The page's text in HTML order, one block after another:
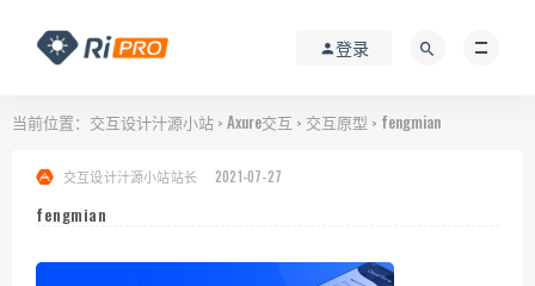
登录
当前位置： 交互设计汁源小站 > Axure交互 > 交互原型 > fengmian
交互设计汁源小站站长 2021-07-27
fengmian